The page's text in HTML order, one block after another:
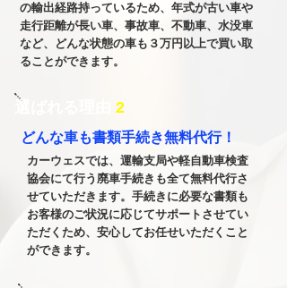
の輸出経路持っているため、年式が古い車や
走行距離が長い車、事故車、不動車、水没車
など、どんな状態の車も３万円以上で買い取
ることができます。
2
どんな車も​書類手続き無料代行！
カーウェスでは、運輸支局や軽自動車検査
協会にて行う廃車手続きも全て無料代行さ
せていただきます。手続きに必要な書類も
お客様のご状況に応じてサポートさせてい
ただくため、安心してお任せいただくこと
ができます。